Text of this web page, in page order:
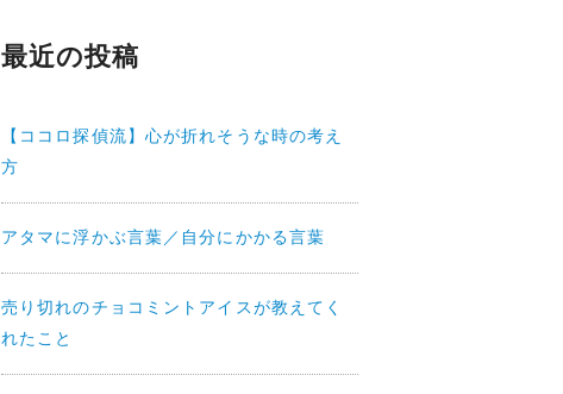
最近の投稿
【ココロ探偵流】心が折れそうな時の考え
方
アタマに浮かぶ言葉／自分にかかる言葉
売り切れのチョコミントアイスが教えてく
れたこと